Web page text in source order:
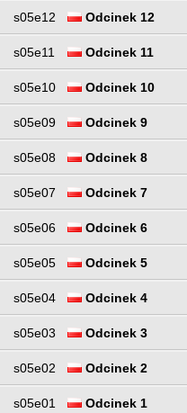
s05e12 Odcinek 12
s05e11 Odcinek 11
s05e10 Odcinek 10
s05e09 Odcinek 9
s05e08 Odcinek 8
s05e07 Odcinek 7
s05e06 Odcinek 6
s05e05 Odcinek 5
s05e04 Odcinek 4
s05e03 Odcinek 3
s05e02 Odcinek 2
s05e01 Odcinek 1